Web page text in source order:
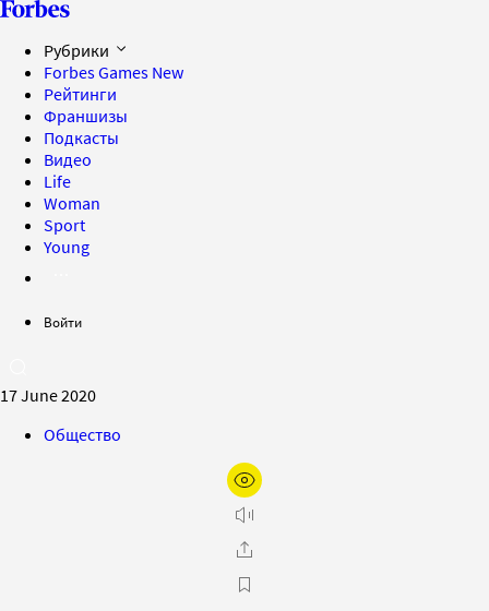
Рубрики
Forbes Games New
Рейтинги
Франшизы
Подкасты
Видео
Life
Woman
Sport
Young
Войти
17 June 2020
Общество